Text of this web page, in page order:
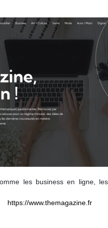
les business en ligne,
https://www.themagazine.fr